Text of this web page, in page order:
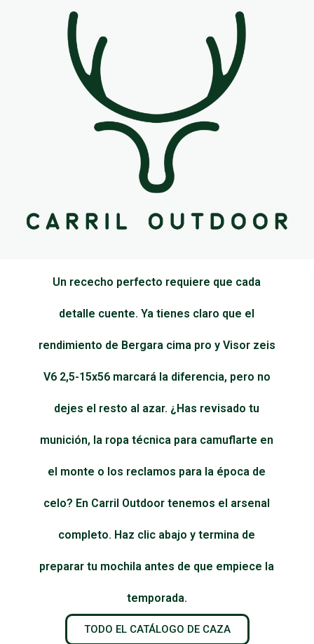
Un rececho perfecto requiere que cada
detalle cuente. Ya tienes claro que el
rendimiento de Bergara cima pro y Visor zeis
V6 2,5-15x56 marcará la diferencia, pero no
dejes el resto al azar. ¿Has revisado tu
munición, la ropa técnica para camuflarte en
el monte o los reclamos para la época de
celo? En Carril Outdoor tenemos el arsenal
completo. Haz clic abajo y termina de
preparar tu mochila antes de que empiece la
temporada.
TODO EL CATÁLOGO DE CAZA